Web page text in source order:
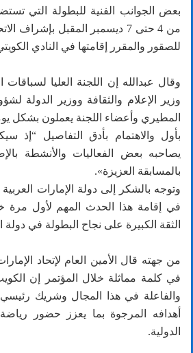
بعض الجوانب الفنية للبطولة التي
من 4 حتى 7 ديسمبر المقبل بإشراف
للصقور والمقرر إقامتها في النادي
وقال عبدالله إن اللجنة العليا
وزير الإعلام والثقافة ووزير الدولة
المطيري وأعضاء اللجنة يعملون بشكل
بأول والاهتمام بأدق التفاصيل “إذ
يصاحبه بعض الفعاليات والأنشطة
بالمسابقة العزيزة».
وتوجه بالشكر إلى دولة الإمارات العربية
في إقامة هذا الحدث المهم لأول مرة
الثقة الكبيرة على نجاح البطولة في دولة
من جهته قال الأمين العام لإتحاد
في كلمة مماثلة خلال المؤتمر إن
والفاعلة في هذا المجال وشريك
أهدافه المرجوة بما يعزز حضور
الدولية.